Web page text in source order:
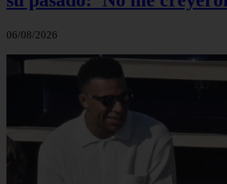
06/08/2026